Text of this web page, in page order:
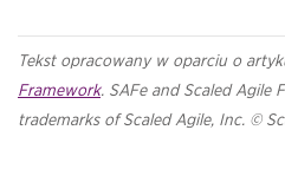
Tekst opracowany w oparciu o
Framework. SAFe and Scaled Agile
trademarks of Scaled Agile, Inc. ©